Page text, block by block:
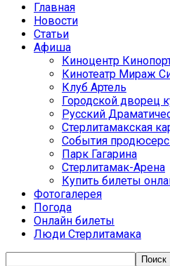
Главная
Новости
Статьи
Афиша
Киноцентр
Кинотеатр Мираж
Клуб Артель
Городской дворец
Русский
Стерлитамакская
События
Парк Гагарина
Стерлитамак-Арена
Купить билеты
Фотогалерея
Погода
Онлайн билеты
Люди Стерлитамака